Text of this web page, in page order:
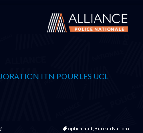
ITN POUR LES UCL
option nuit, Bureau National